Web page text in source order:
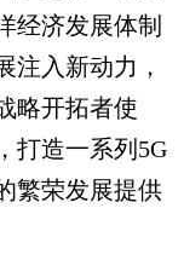
经济发展体制
注入新动力，
略开拓者使
打造一系列5G
繁荣发展提供